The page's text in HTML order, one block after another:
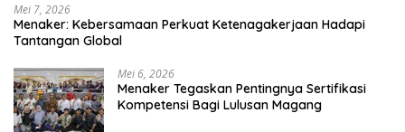
Mei 7, 2026
Menaker: Kebersamaan Perkuat Ketenagakerjaan Hadapi
Tantangan Global
Mei 6, 2026
Menaker Tegaskan Pentingnya Sertifikasi
Kompetensi Bagi Lulusan Magang